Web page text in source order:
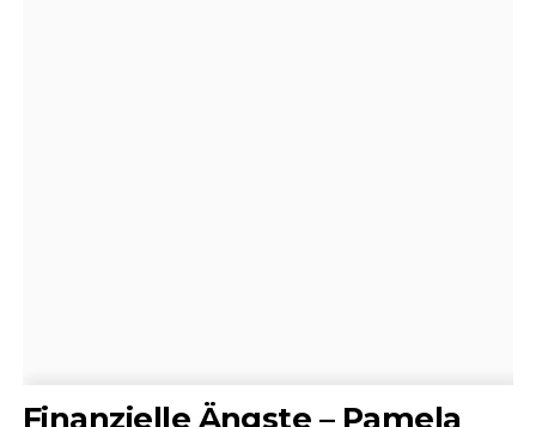
Finanzielle Ängste – Pamela